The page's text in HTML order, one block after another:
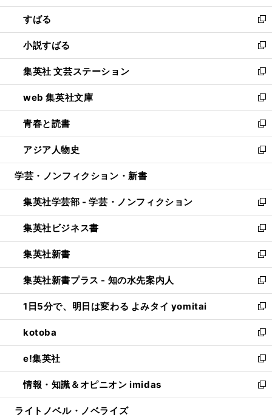
開
く
ウ
で
開
く
ン
ド
ウ
で
開
く
すばる
新
し
い
ウ
ィ
ン
ド
ウ
で
開
く
小説すばる
新
し
い
ウ
ィ
ン
ド
ウ
で
開
集英社 文芸ステーション
新
し
い
ウ
ィ
ン
ド
ウ
開
く
web 集英社文庫
新
し
い
ウ
ィ
ン
ウ
で
開
く
青春と読書
新
し
い
ウ
ン
ド
ウ
で
開
く
アジア人物史
新
し
ウ
ィ
ン
ド
ウ
で
開
く
学芸・ノンフィクション・新書
集英社学芸部 - 学芸・ノンフィクション
新
し
い
ウ
ィ
ン
ド
ウ
で
開
く
集英社ビジネス書
新
し
い
ウ
ィ
ン
ド
ウ
で
開
く
集英社新書
新
し
い
ウ
ィ
ン
ド
ウ
で
開
く
集英社新書プラス - 知の水先案内人
新
し
い
ウ
ィ
ン
ド
ウ
で
開
1日5分で、明日は変わる よみタイ yomitai
新
し
い
ウ
ィ
ン
ド
ウ
kotoba
新
し
い
ウ
ィ
ン
e!集英社
新
し
い
ウ
情報・知識＆オピニオン imidas
新
し
ライトノベル・ノベライズ